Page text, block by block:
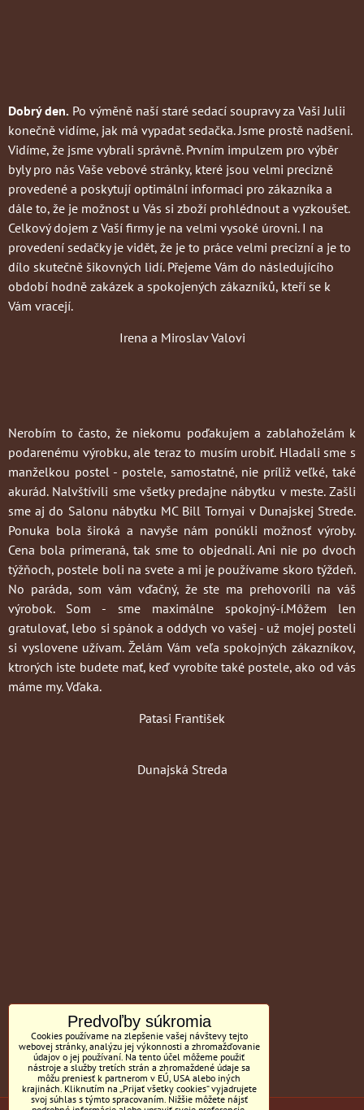
Dobrý den. Po výměně naší staré sedací soupravy za Vaši Julii
konečně vidíme, jak má vypadat sedačka. Jsme prostě nadšeni.
Vidíme, že jsme vybrali správně. Prvním impulzem pro výběr
byly pro nás Vaše vebové stránky, které jsou velmi precizně
provedené a poskytují optimální informaci pro zákazníka a
dále to, že je možnost u Vás si zboží prohlédnout a vyzkoušet.
Celkový dojem z Vaší firmy je na velmi vysoké úrovni. I na
provedení sedačky je vidět, že je to práce velmi precizní a je to
dílo skutečně šikovných lidí. Přejeme Vám do následujícího
období hodně zakázek a spokojených zákazníků, kteří se k
Vám vracejí.
Irena a Miroslav Valovi
Nerobím to často, že niekomu poďakujem a zablahoželám k
podarenému výrobku, ale teraz to musím urobiť. Hladali sme s
manželkou postel - postele, samostatné, nie príliž veľké, také
akurád. Nalvštívili sme všetky predajne nábytku v meste. Zašli
sme aj do Salonu nábytku MC Bill Tornyai v Dunajskej Strede.
Ponuka bola široká a navyše nám ponúkli možnosť výroby.
Cena bola primeraná, tak sme to objednali. Ani nie po dvoch
týžňoch, postele boli na svete a mi je používame skoro týždeň.
No paráda, som vám vďačný, že ste ma prehovorili na váš
výrobok. Som - sme maximálne spokojný-í.Môžem len
gratulovať, lebo si spánok a oddych vo vašej - už mojej posteli
si vyslovene užívam. Želám Vám veľa spokojných zákazníkov,
ktrorých iste budete mať, keď vyrobíte také postele, ako od vás
máme my. Vďaka.
Patasi František
Dunajská Streda
Predvoľby súkromia
Cookies používame na zlepšenie vašej návštevy tejto
webovej stránky, analýzu jej výkonnosti a zhromažďovanie
údajov o jej používaní. Na tento účel môžeme použiť
nástroje a služby tretích strán a zhromaždené údaje sa
môžu preniesť k partnerom v EÚ, USA alebo iných
krajinách. Kliknutím na „Prijať všetky cookies“ vyjadrujete
svoj súhlas s týmto spracovaním. Nižšie môžete nájsť